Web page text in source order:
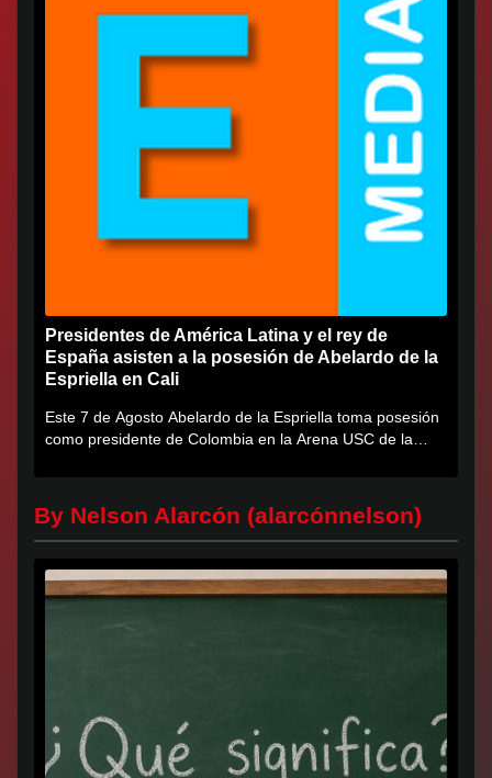
Presidentes de América Latina y el rey de
España asisten a la posesión de Abelardo de la
Espriella en Cali
Este 7 de Agosto Abelardo de la Espriella toma posesión
como presidente de Colombia en la Arena USC de la
By Nelson Alarcón (alarcónnelson)